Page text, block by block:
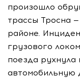
произошло
трассы Тросна
районе.
грузового
поезда
автомобильную